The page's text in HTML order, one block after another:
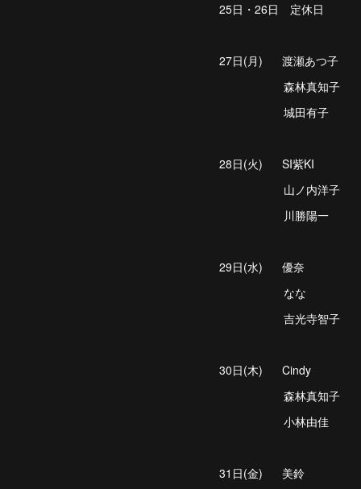
25日・26日 定休日
27日(月) 渡瀬あつ子
森林真知子
城田有子
28日(火) SI紫KI
山ノ内洋子
川勝陽一
29日(水) 優奈
なな
吉光寺智子
30日(木) Cindy
森林真知子
小林由佳
31日(金) 美鈴